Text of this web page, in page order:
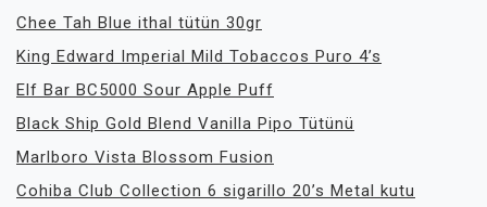
Chee Tah Blue ithal tütün 30gr
King Edward Imperial Mild Tobaccos Puro 4’s
Elf Bar BC5000 Sour Apple Puff
Black Ship Gold Blend Vanilla Pipo Tütünü
Marlboro Vista Blossom Fusion
Cohiba Club Collection 6 sigarillo 20’s Metal kutu